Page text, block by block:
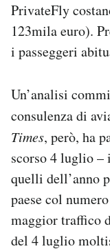
PrivateFly
123mila euro).
i passeggeri
Un’analisi
consulenza di
Times, però, ha
scorso 4 luglio –
quelli dell’anno
paese col
maggior traffico
del 4 luglio